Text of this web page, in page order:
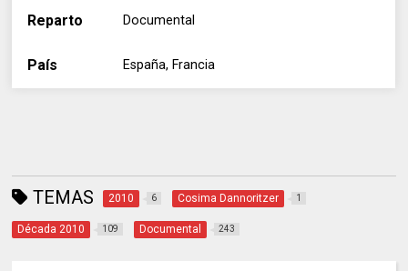
Reparto Documental
País España, Francia
TEMAS 2010 6 Cosima Dannoritzer 1
Década 2010 109 Documental 243